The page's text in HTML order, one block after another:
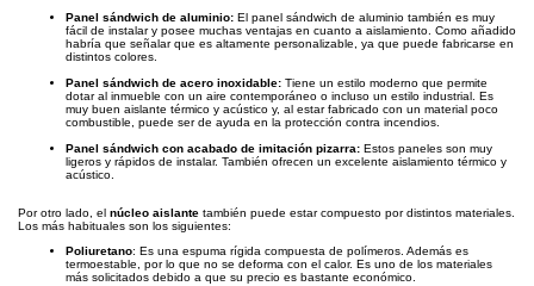
Panel sándwich de aluminio: El panel sándwich de aluminio también es muy
fácil de instalar y posee muchas ventajas en cuanto a aislamiento. Como añadido
habría que señalar que es altamente personalizable, ya que puede fabricarse en
distintos colores.
Panel sándwich de acero inoxidable: Tiene un estilo moderno que permite
dotar al inmueble con un aire contemporáneo o incluso un estilo industrial. Es
muy buen aislante térmico y acústico y, al estar fabricado con un material poco
combustible, puede ser de ayuda en la protección contra incendios.
Panel sándwich con acabado de imitación pizarra: Estos paneles son muy
ligeros y rápidos de instalar. También ofrecen un excelente aislamiento térmico y
acústico.
Por otro lado, el núcleo aislante también puede estar compuesto por distintos materiales.
Los más habituales son los siguientes:
Poliuretano: Es una espuma rígida compuesta de polímeros. Además es
termoestable, por lo que no se deforma con el calor. Es uno de los materiales
más solicitados debido a que su precio es bastante económico.